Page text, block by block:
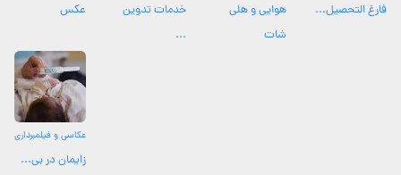
فارغ التحصیل...
هوایی و هلی
شات
خدمات تدوین
...
عکس
عکاسی و فیلمبرداری
زایمان در بی...